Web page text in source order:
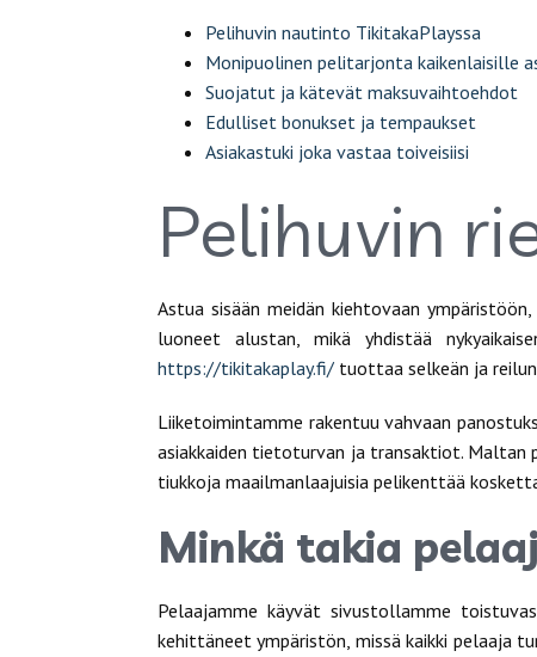
Pelihuvin nautinto TikitakaPlayssa
Monipuolinen pelitarjonta kaikenlaisille
Suojatut ja kätevät maksuvaihtoehdot
Edulliset bonukset ja tempaukset
Asiakastuki joka vastaa toiveisiisi
Pelihuvin
Astua sisään meidän kiehtovaan
luoneet alustan, mikä yhdistää
https://tikitakaplay.fi/ tuottaa selkeän ja
Liiketoimintamme rakentuu vahvaan
asiakkaiden tietoturvan ja transaktiot. Maltan
tiukkoja maailmanlaajuisia pelikenttää
Minkä takia
Pelaajamme käyvät sivustollamme
kehittäneet ympäristön, missä kaikki pelaaja